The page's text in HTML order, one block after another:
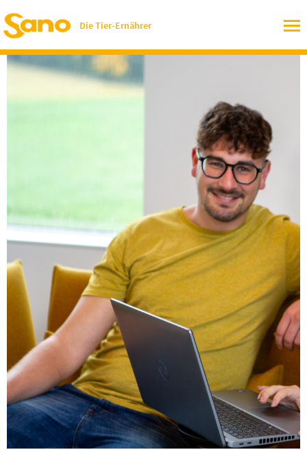
Die Tier-Ernährer